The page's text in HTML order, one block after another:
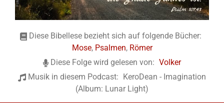
Diese Bibellese bezieht sich auf folgende Bücher:
Mose, Psalmen, Römer
Diese Folge wird gelesen von: Volker
Musik in diesem Podcast: KeroDean - Imagination
(Album: Lunar Light)